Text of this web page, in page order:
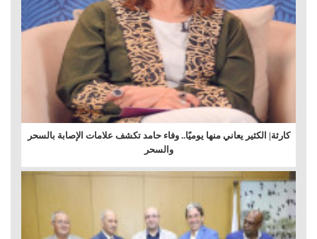
كارثة| الكثير يعاني منها يوميًا.. وفاء حامد تكشف علامات الإصابة بالسحر
والسحر